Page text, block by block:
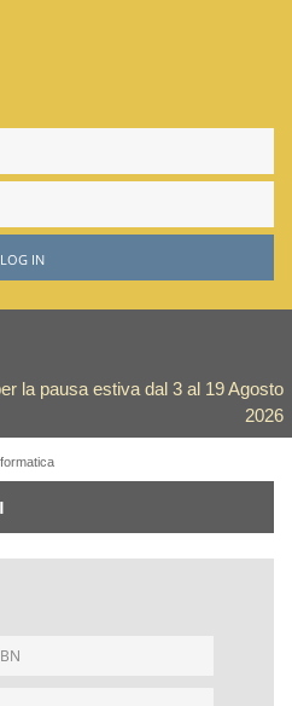
LOG IN
la pausa estiva dal 3 al 19 Agosto
2026